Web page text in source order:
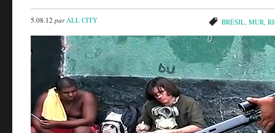
5.08.12 par ALL CITY BRÉSIL MUR